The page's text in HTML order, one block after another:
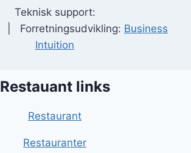
Teknisk support:
| Forretningsudvikling: Business
Intuition
Restauant links
Restaurant
Restauranter